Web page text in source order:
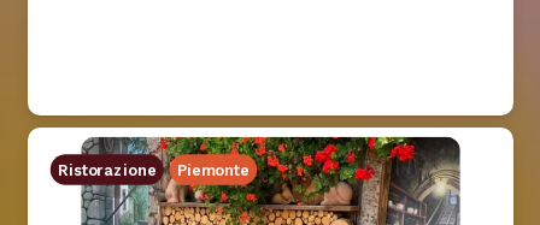
Ristorazione Piemonte